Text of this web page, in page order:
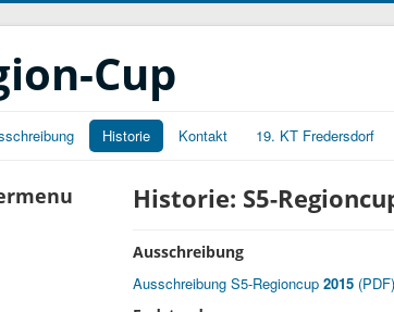
Cup
Historie Kontakt 19. KT Fredersdorf
Historie: S5-
Ausschreibung
Ausschreibung S5-Regioncup 2015 (PDF)